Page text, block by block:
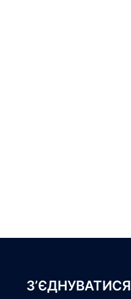
З’ЄДНУВАТИСЯ